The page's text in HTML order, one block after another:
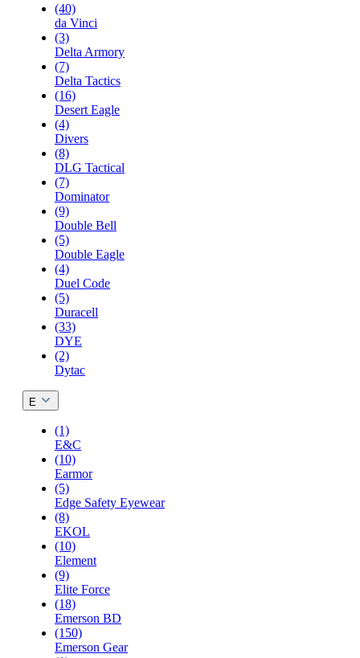
(40)
da Vinci
(3)
Delta Armory
(7)
Delta Tactics
(16)
Desert Eagle
(4)
Divers
(8)
DLG Tactical
(7)
Dominator
(9)
Double Bell
(5)
Double Eagle
(4)
Duel Code
(5)
Duracell
(33)
DYE
(2)
Dytac
E
(1)
E&C
(10)
Earmor
(5)
Edge Safety Eyewear
(8)
EKOL
(10)
Element
(9)
Elite Force
(18)
Emerson BD
(150)
Emerson Gear